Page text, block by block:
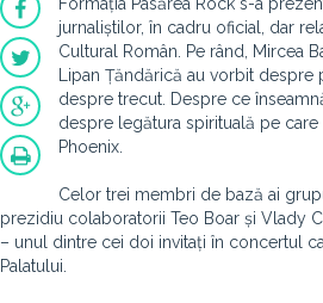
jurnaliștilor, în cadru oficial, dar
Cultural Român. Pe rând, Mircea
Lipan Țăndărică au vorbit despre
despre trecut. Despre ce
despre legătura spirituală pe
Phoenix.
Celor trei membri de bază ai
prezidiu colaboratorii Teo Boar și Vlady
– unul dintre cei doi invitați în concertul
Palatului.